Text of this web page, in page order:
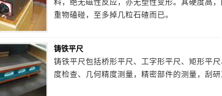
料，绝无磁性反应，亦无塑性变形。其硬度高
重物磕碰，至多掉几粒石碴而已。
铸铁平尺
铸铁平尺包括桥形平尺、工字形平尺、矩形平
度检查、几何精度测量，精密部件的测量，刮